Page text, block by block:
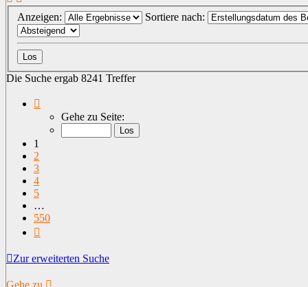
Anzeigen: Sortiere nach:
Die Suche ergab 8241 Treffer
von
Gehe zu Seite:
1
2
3
4
5
…
550
Zur erweiterten Suche
Gehe zu